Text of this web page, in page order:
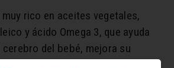
muy rico en aceites vegetales,
y ácido Omega 3, que ayuda
del bebé, mejora su